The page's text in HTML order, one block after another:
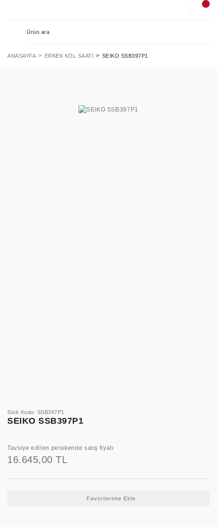
ANASAYFA ERKEK KOL SAATI SEIKO SSB397P1
Stok Kodu: SSB397P1
SEIKO SSB397P1
Tavsiye edilen perakende satış fiyatı
16.645,00 TL